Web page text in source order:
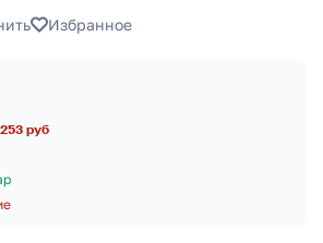
Избранное
253 руб